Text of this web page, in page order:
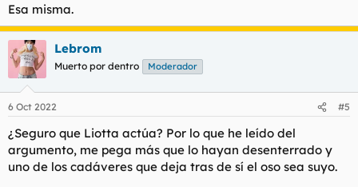
Esa misma.
Lebrom
Muerto por dentro Moderador
6 Oct 2022 #5
¿Seguro que Liotta actúa? Por lo que he leído del
argumento, me pega más que lo hayan desenterrado y
uno de los cadáveres que deja tras de sí el oso sea suyo.